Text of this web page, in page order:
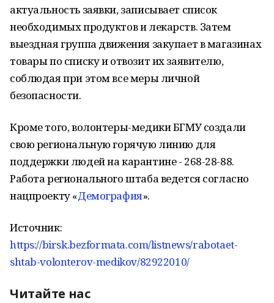
актуальность заявки, записывает список
необходимых продуктов и лекарств. Затем
выездная группа движения закупает в магазинах
товары по списку и отвозит их заявителю,
соблюдая при этом все меры личной
безопасности.
Кроме того, волонтеры-медики БГМУ создали
свою региональную горячую линию для
поддержки людей на карантине - 268-28-88.
Работа регионального штаба ведется согласно
нацпроекту «Демография».
Источник:
https://birsk.bezformata.com/listnews/rabotaet-
shtab-volonterov-medikov/82922010/
Читайте нас